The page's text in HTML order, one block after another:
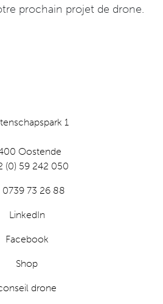
prochain projet de drone.
1
Oostende
(0) 59 242 050
0739 73 26 88
LinkedIn
Facebook
Shop
drone